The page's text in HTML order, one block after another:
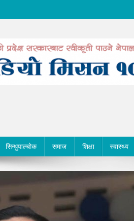
सिन्धुपाल्चोक समाज शिक्षा स्वास्थ्य